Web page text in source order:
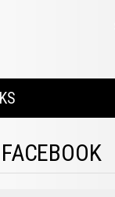
FACEBOOK